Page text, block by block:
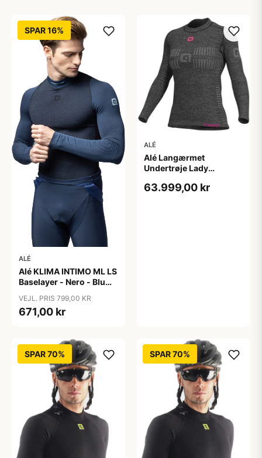
SPAR 16%
ALÉ
Alé KLIMA INTIMO ML LS
Baselayer - Nero - Blu
VEJL. PRIS 799,00 KR
671,00 kr
ALÉ
Alé Langærmet
Undertrøje Lady
63.999,00 kr
SPAR 70% SPAR 70%